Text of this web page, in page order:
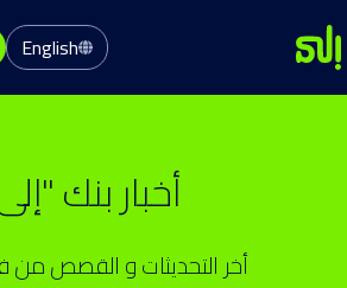
English
أخبار بنك
أخر التحديثات و القصص من